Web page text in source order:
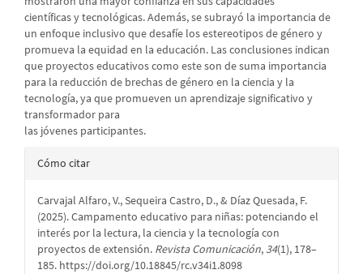
científicas y tecnológicas. Además, se subrayó la importancia de
un enfoque inclusivo que desafíe los estereotipos de género y
promueva la equidad en la educación. Las conclusiones indican
que proyectos educativos como este son de suma importancia
para la reducción de brechas de género en la ciencia y la
tecnología, ya que promueven un aprendizaje significativo y
transformador para
las jóvenes participantes.
Detalles
artículo
Cómo citar
Carvajal Alfaro, V., Sequeira Castro, D., & Díaz Quesada, F.
(2025). Campamento educativo para niñas: potenciando el
interés por la lectura, la ciencia y la tecnología con
proyectos de extensión. Revista Comunicación, 34(1), 178–
185. https://doi.org/10.18845/rc.v34i1.8098